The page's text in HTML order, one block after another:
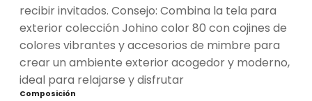
recibir invitados. Consejo: Combina la tela para
exterior colección Johino color 80 con cojines de
colores vibrantes y accesorios de mimbre para
crear un ambiente exterior acogedor y moderno,
ideal para relajarse y disfrutar
Composición